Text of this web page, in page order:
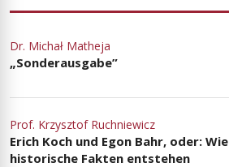
Dr. Michał Matheja
„Sonderausgabe”
Prof. Krzysztof Ruchniewicz
Erich Koch und Egon Bahr, oder: Wie
historische Fakten entstehen